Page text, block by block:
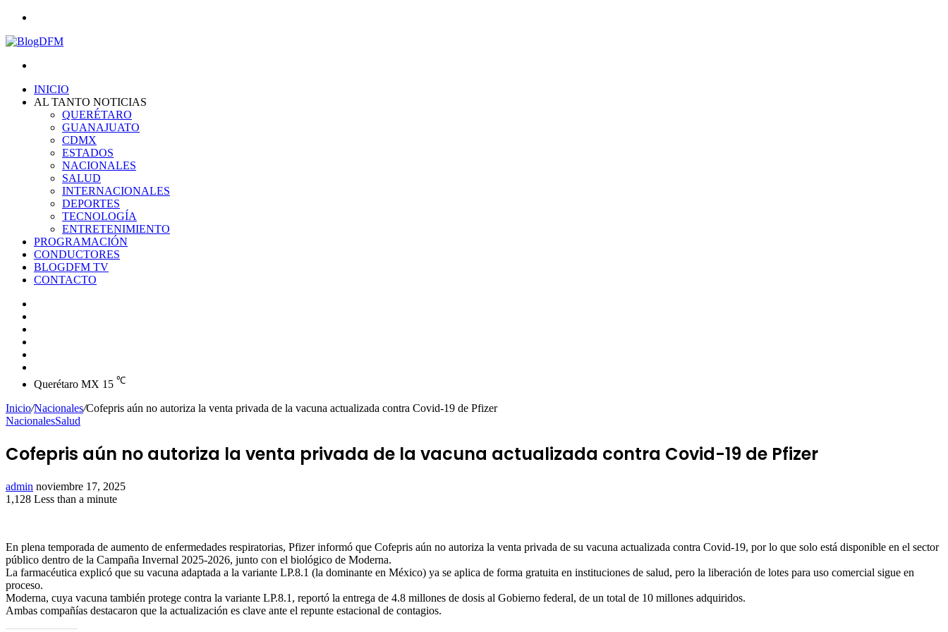
INICIO
AL TANTO NOTICIAS
QUERÉTARO
GUANAJUATO
CDMX
ESTADOS
NACIONALES
SALUD
INTERNACIONALES
DEPORTES
TECNOLOGÍA
ENTRETENIMIENTO
PROGRAMACIÓN
CONDUCTORES
BLOGDFM TV
CONTACTO
Querétaro MX 15 ℃
Inicio/Nacionales/Cofepris aún no autoriza la venta privada de la vacuna actualizada contra Covid-19 de Pfizer
NacionalesSalud
Cofepris aún no autoriza la venta privada de la vacuna actualizada contra Covid-19 de Pfizer
admin Send
an
noviembre 17, 2025
1,128 Less than a minute
En plena temporada de aumento de enfermedades respiratorias, Pfizer informó que Cofepris aún no autoriza la venta privada de su vacuna actualizada contra Covid-19, por lo que solo está disponible en el sector
público dentro de la Campaña Invernal 2025-2026, junto con el biológico de Moderna.
La farmacéutica explicó que su vacuna adaptada a la variante LP.8.1 (la dominante en México) ya se aplica de forma gratuita en instituciones de salud, pero la liberación de lotes para uso comercial sigue en
proceso.
Moderna, cuya vacuna también protege contra la variante LP.8.1, reportó la entrega de 4.8 millones de dosis al Gobierno federal, de un total de 10 millones adquiridos.
Ambas compañías destacaron que la actualización es clave ante el repunte estacional de contagios.